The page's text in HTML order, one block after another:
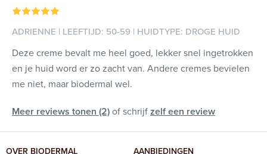
ADRIENNE | LEEFTIJD: 50-59 | HUIDTYPE: DROGE HUID
Deze creme bevalt me heel goed, lekker snel ingetrokken
en je huid word er zo zacht van. Andere cremes bevielen
me niet, maar biodermal wel.
Meer reviews tonen (2)of schrijfzelf een review
OVER BIODERMAL AANBIEDINGEN